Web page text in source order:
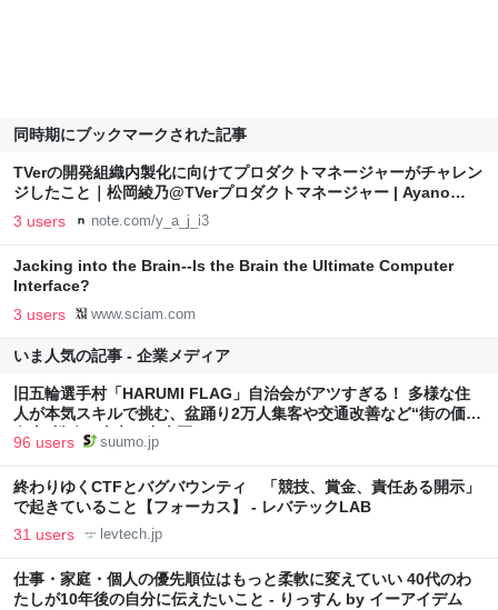
同時期にブックマークされた記事
TVerの開発組織内製化に向けてプロダクトマネージャーがチャレン
ジしたこと｜松岡綾乃@TVerプロダクトマネージャー | Ayano
Matsuoka
3 users note.com/y_a_j_i3
Jacking into the Brain--Is the Brain the Ultimate Computer
Interface?
3 users www.sciam.com
いま人気の記事 - 企業メディア
旧五輪選手村「HARUMI FLAG」自治会がアツすぎる！ 多様な住
人が本気スキルで挑む、盆踊り2万人集客や交通改善など“街の価値
向上”戦略 東京・中央区
96 users suumo.jp
終わりゆくCTFとバグバウンティ 「競技、賞金、責任ある開示」
で起きていること【フォーカス】 - レバテックLAB
31 users levtech.jp
仕事・家庭・個人の優先順位はもっと柔軟に変えていい 40代のわ
たしが10年後の自分に伝えたいこと - りっすん by イーアイデム